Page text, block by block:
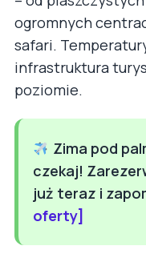
ogromnych
safari.
infrastruktura
poziomie.
Zima pod
czekaj!
już teraz i
oferty]